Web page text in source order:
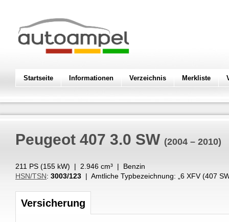
Startseite Informationen Verzeichnis Merkliste
Peugeot 407 3.0 SW (2004 – 2010)
211 PS (155 kW) | 2.946 cm³ | Benzin
HSN/TSN: 3003/123 | Amtliche Typbezeichnung: „ 6 XFV (407
Versicherung